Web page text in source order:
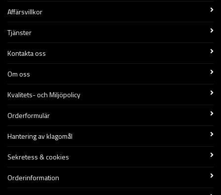
Affärsvillkor
Tjänster
Kontakta oss
Om oss
Kvalitets- och Miljöpolicy
Orderformulär
Hantering av klagomål
Sekretess & cookies
Orderinformation